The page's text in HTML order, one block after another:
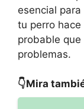
esencial
tu perro
probable
problemas.
👇Mira